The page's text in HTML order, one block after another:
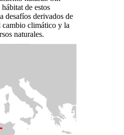
de estos
desafíos derivados de
cambio climático y la
naturales.